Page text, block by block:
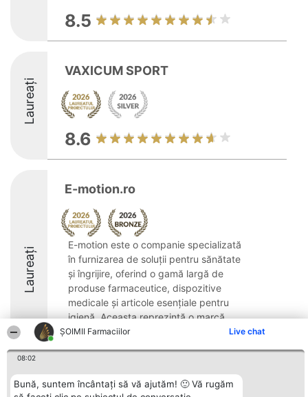
ŞOIMII Farmaciilor Live chat
08:02
Bună, suntem încântați să vă ajutăm! 🙂 Vă rugăm
8.5
Laureați
VAXICUM SPORT
8.6
Laureați
E-motion.ro
E-motion este o companie specializată
în furnizarea de soluții pentru sănătate
și îngrijire, oferind o gamă largă de
produse farmaceutice, dispozitive
medicale și articole esențiale pentru
igienă. Aceasta reprezintă o marcă
aparținând TZMO ...
8.5